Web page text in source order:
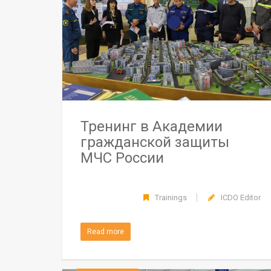
Тренинг в Академии
гражданской защиты
МЧС России
Trainings ICDO Editor
Read more